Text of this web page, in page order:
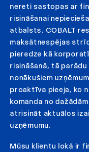
nereti sastopas ar
risināšanai
atbalsts. COBALT
maksātnespējas
pieredze kā
risināšanā, tā
nonākušiem
proaktīva pieeja, ko
komanda no
atrisināt aktuālos
uzņēmumu.
Mūsu klientu lokā ir